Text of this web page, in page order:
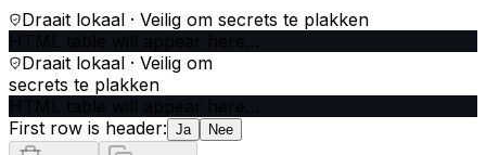
Draait lokaal · Veilig om secrets te plakken
Draait lokaal · Veilig om
secrets te plakken
First row is header: Ja Nee